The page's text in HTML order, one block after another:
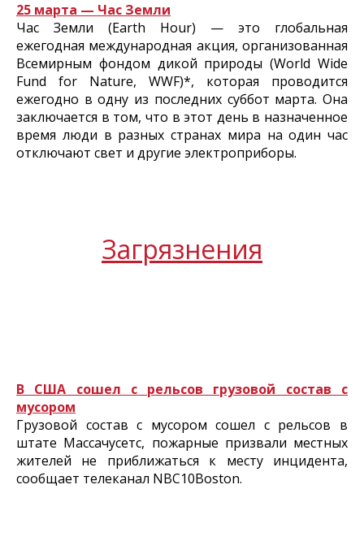
25 марта — Час Земли
Час Земли (Earth Hour) — это глобальная
ежегодная международная акция, организованная
Всемирным фондом дикой природы (World Wide
Fund for Nature, WWF)*, которая проводится
ежегодно в одну из последних суббот марта. Она
заключается в том, что в этот день в назначенное
время люди в разных странах мира на один час
отключают свет и другие электроприборы.
Загрязнения
В США сошел с рельсов грузовой состав с
мусором
Грузовой состав с мусором сошел с рельсов в
штате Массачусетс, пожарные призвали местных
жителей не приближаться к месту инцидента,
сообщает телеканал NBC10Boston.